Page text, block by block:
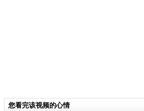
您看完该视频的心情